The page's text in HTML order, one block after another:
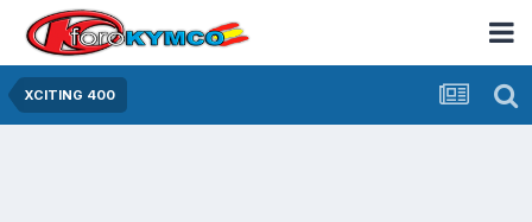
XCITING 400